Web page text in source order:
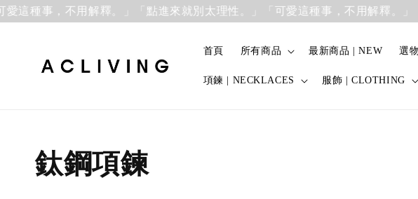
事，不用解釋。」「點進來就別太理性。」「可愛這種事，不用解釋。」「點進
首頁 所有商品 最新商品 | NEW 選
項鍊 | NECKLACES 服飾 | CLOTHING
鈦鋼項鍊